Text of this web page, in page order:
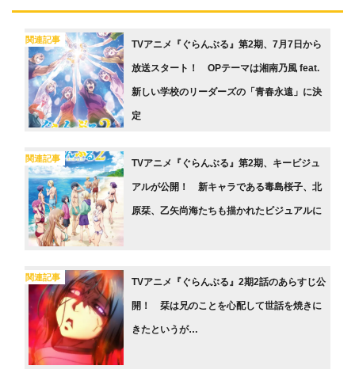
関連記事 TVアニメ『ぐらんぶる』第2期、7月7日から
放送スタート！ OPテーマは湘南乃風 feat.
新しい学校のリーダーズの「青春永遠」に決
定
関連記事 TVアニメ『ぐらんぶる』第2期、キービジュ
アルが公開！ 新キャラである毒島桜子、北
原栞、乙矢尚海たちも描かれたビジュアルに
関連記事 TVアニメ『ぐらんぶる』2期2話のあらすじ公
開！ 栞は兄のことを心配して世話を焼きに
きたというが…